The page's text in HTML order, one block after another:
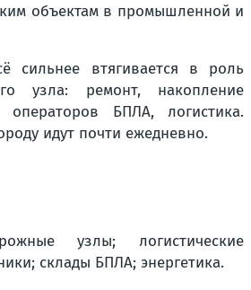
объектам в промышленной и
сильнее втягивается в роль
узла: ремонт, накопление
операторов БПЛА, логистика.
идут почти ежедневно.
узлы; логистические
склады БПЛА; энергетика.